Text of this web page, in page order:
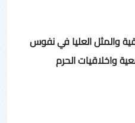
والمثل العليا في نفوس
واخلاقيات الحرم